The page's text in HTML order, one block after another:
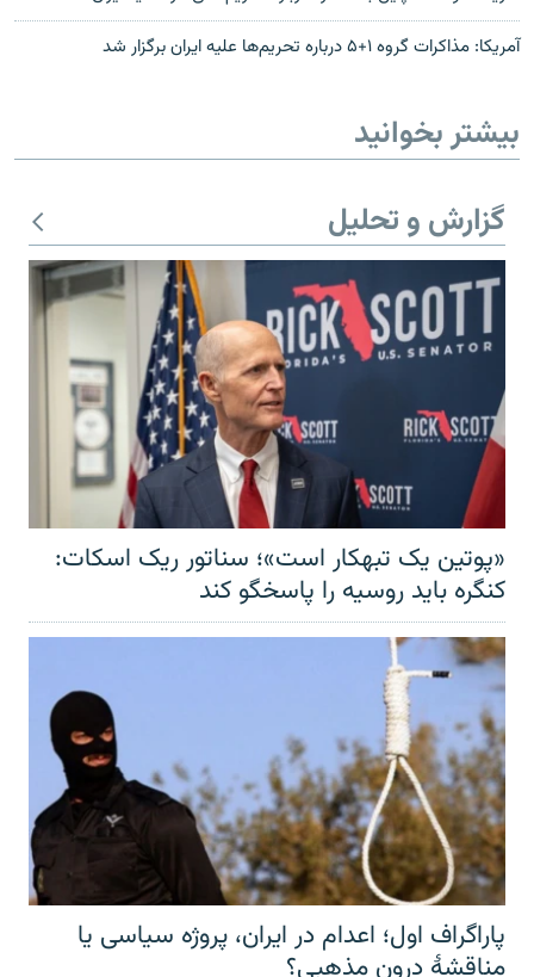
آمريکا: مذاکرات گروه ۱+۵ درباره تحریم‌ها علیه ايران برگزار شد
بیشتر بخوانید
گزارش و تحلیل
«پوتین یک تبهکار است»؛ سناتور ریک اسکات:
کنگره باید روسیه را پاسخگو کند
پاراگراف اول؛ اعدام در ایران، پروژه سیاسی یا
مناقشهٔ درون مذهبی؟